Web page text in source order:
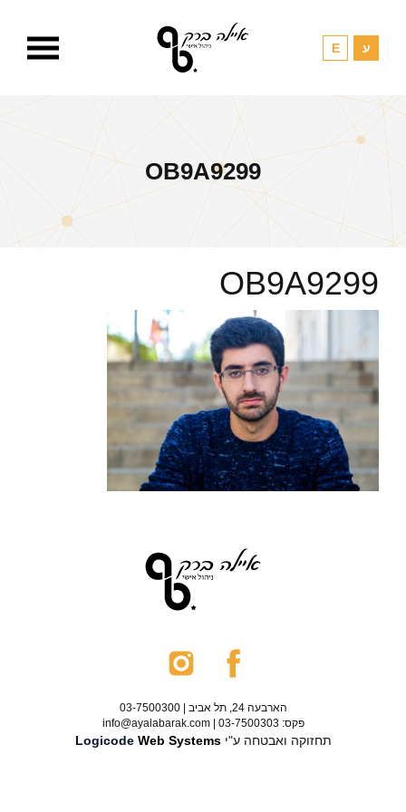
OB9A9299
OB9A9299
הארבעה 24, תל אביב | 03-7500300
פקס: 03-7500303 | info@ayalabarak.com
תחזוקה ואבטחה ע"י Logicode Web Systems